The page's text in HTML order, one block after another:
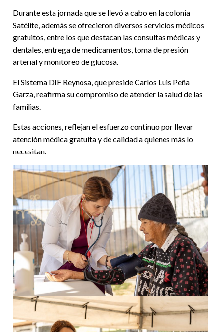
Durante esta jornada que se llevó a cabo en la colonia
Satélite, además se ofrecieron diversos servicios médicos
gratuitos, entre los que destacan las consultas médicas y
dentales, entrega de medicamentos, toma de presión
arterial y monitoreo de glucosa.
El Sistema DIF Reynosa, que preside Carlos Luis Peña
Garza, reafirma su compromiso de atender la salud de las
familias.
Estas acciones, reflejan el esfuerzo continuo por llevar
atención médica gratuita y de calidad a quienes más lo
necesitan.